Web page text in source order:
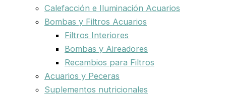
Calefacción e Iluminación Acuarios
Bombas y Filtros Acuarios
Filtros Interiores
Bombas y Aireadores
Recambios para Filtros
Acuarios y Peceras
Suplementos nutricionales